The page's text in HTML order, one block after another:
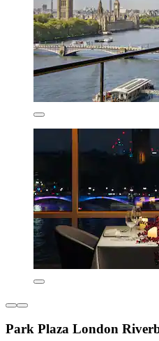
Park Plaza London